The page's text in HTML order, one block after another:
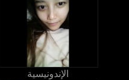
الإندونيسية